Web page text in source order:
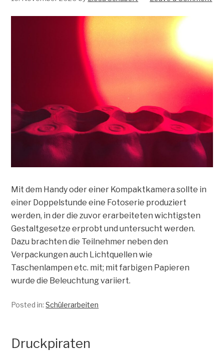
Mit dem Handy oder einer Kompaktkamera sollte in
einer Doppelstunde eine Fotoserie produziert
werden, in der die zuvor erarbeiteten wichtigsten
Gestaltgesetze erprobt und untersucht werden.
Dazu brachten die Teilnehmer neben den
Verpackungen auch Lichtquellen wie
Taschenlampen etc. mit; mit farbigen Papieren
wurde die Beleuchtung variiert.
Posted in:Schülerarbeiten
Druckpiraten